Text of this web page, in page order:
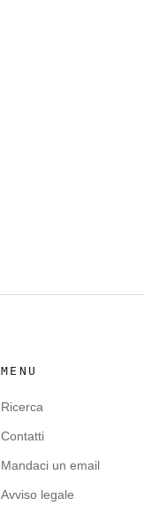
MENU
Ricerca
Contatti
Mandaci un email
Avviso legale